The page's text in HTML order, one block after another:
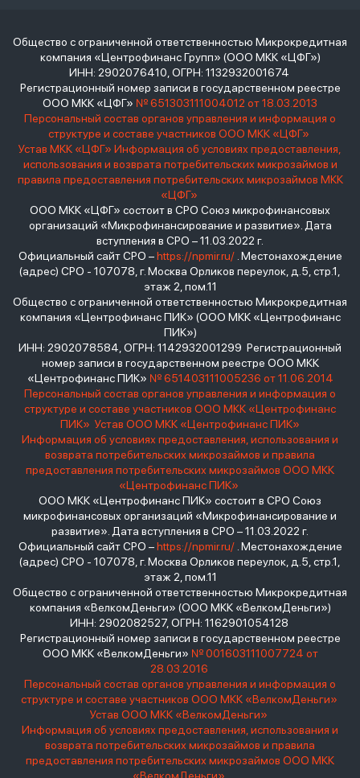
Общество с ограниченной ответственностью Микрокредитная
компания «Центрофинанс Групп» (ООО МКК «ЦФГ»)
ИНН: 2902076410, ОГРН: 1132932001674
Регистрационный номер записи в государственном реестре
ООО МКК «ЦФГ» № 651303111004012 от 18.03.2013
Персональный состав органов управления и информация о
структуре и составе участников ООО МКК «ЦФГ»
Устав МКК «ЦФГ» Информация об условиях предоставления,
использования и возврата потребительских микрозаймов и
правила предоставления потребительских микрозаймов МКК
«ЦФГ»
ООО МКК «ЦФГ» состоит в СРО Союз микрофинансовых
организаций «Микрофинансирование и развитие». Дата
вступления в СРО – 11.03.2022 г.
Официальный сайт СРО –https://npmir.ru/. Местонахождение
(адрес) СРО - 107078, г. Москва Орликов переулок, д.5, стр.1,
этаж 2, пом.11
Общество с ограниченной ответственностью Микрокредитная
компания «Центрофинанс ПИК» (ООО МКК «Центрофинанс
ПИК»)
ИНН: 2902078584, ОГРН: 1142932001299 Регистрационный
номер записи в государственном реестре ООО МКК
«Центрофинанс ПИК» № 651403111005236 от 11.06.2014
Персональный состав органов управления и информация о
структуре и составе участников ООО МКК «Центрофинанс
ПИК» Устав ООО МКК «Центрофинанс ПИК»
Информация об условиях предоставления, использования и
возврата потребительских микрозаймов и правила
предоставления потребительских микрозаймов ООО МКК
«Центрофинанс ПИК»
ООО МКК «Центрофинанс ПИК» состоит в СРО Союз
микрофинансовых организаций «Микрофинансирование и
развитие». Дата вступления в СРО – 11.03.2022 г.
Официальный сайт СРО –https://npmir.ru/. Местонахождение
(адрес) СРО - 107078, г. Москва Орликов переулок, д.5, стр.1,
этаж 2, пом.11
Общество с ограниченной ответственностью Микрокредитная
компания «ВелкомДеньги» (ООО МКК «ВелкомДеньги»)
ИНН: 2902082527, ОГРН: 1162901054128
Регистрационный номер записи в государственном реестре
ООО МКК «ВелкомДеньги» № 001603111007724 от
28.03.2016
Персональный состав органов управления и информация о
структуре и составе участников ООО МКК «ВелкомДеньги»
Устав ООО МКК «ВелкомДеньги»
Информация об условиях предоставления, использования и
возврата потребительских микрозаймов и правила
предоставления потребительских микрозаймов ООО МКК